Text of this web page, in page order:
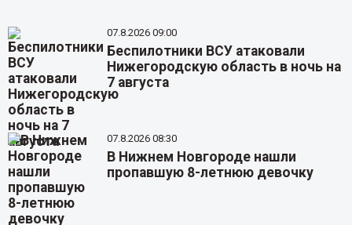
07.8.2026 09:00
Беспилотники ВСУ атаковали
Нижегородскую область в ночь на
7 августа
07.8.2026 08:30
В Нижнем Новгороде нашли
пропавшую 8-летнюю девочку